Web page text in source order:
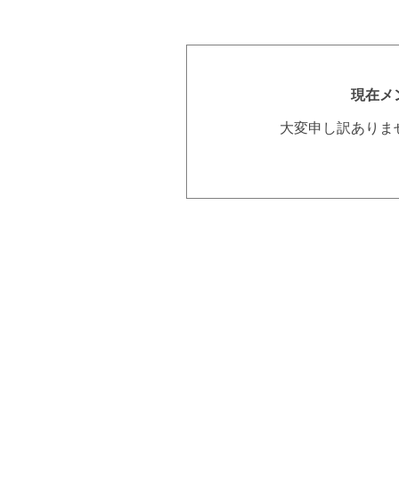
現在メ
大変申し訳あり